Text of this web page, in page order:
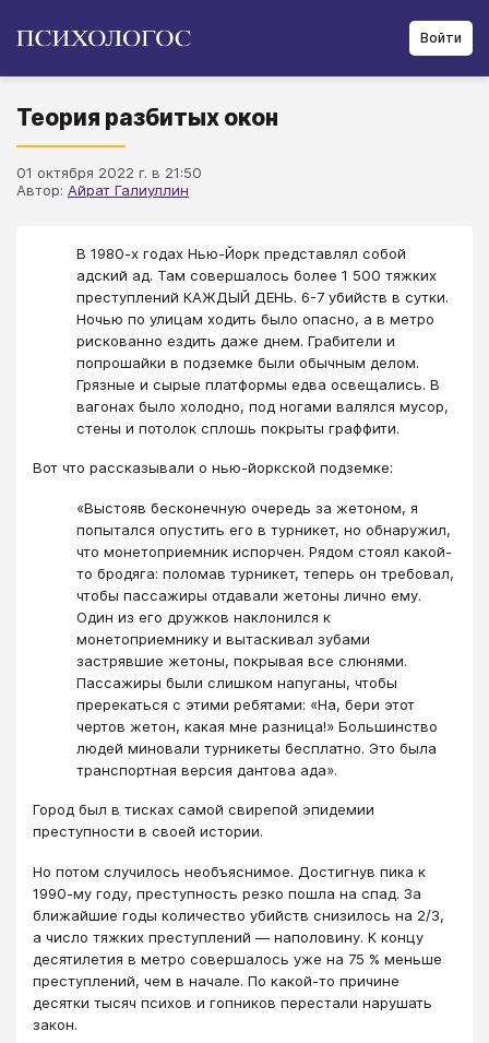
Войти
Теория разбитых окон
01 октября 2022 г. в 21:50
Автор: Айрат Галиуллин
В 1980-х годах Нью-Йорк представлял собой
адский ад. Там совершалось более 1 500 тяжких
преступлений КАЖДЫЙ ДЕНЬ. 6-7 убийств в сутки.
Ночью по улицам ходить было опасно, а в метро
рискованно ездить даже днем. Грабители и
попрошайки в подземке были обычным делом.
Грязные и сырые платформы едва освещались. В
вагонах было холодно, под ногами валялся мусор,
стены и потолок сплошь покрыты граффити.
Вот что рассказывали о нью-йоркской подземке:
«Выстояв бесконечную очередь за жетоном, я
попытался опустить его в турникет, но обнаружил,
что монетоприемник испорчен. Рядом стоял какой-
то бродяга: поломав турникет, теперь он требовал,
чтобы пассажиры отдавали жетоны лично ему.
Один из его дружков наклонился к
монетоприемнику и вытаскивал зубами
застрявшие жетоны, покрывая все слюнями.
Пассажиры были слишком напуганы, чтобы
пререкаться с этими ребятами: «На, бери этот
чертов жетон, какая мне разница!» Большинство
людей миновали турникеты бесплатно. Это была
транспортная версия дантова ада».
Город был в тисках самой свирепой эпидемии
преступности в своей истории.
Но потом случилось необъяснимое. Достигнув пика к
1990-му году, преступность резко пошла на спад. За
ближайшие годы количество убийств снизилось на 2/3,
а число тяжких преступлений — наполовину. К концу
десятилетия в метро совершалось уже на 75 % меньше
преступлений, чем в начале. По какой-то причине
десятки тысяч психов и гопников перестали нарушать
закон.